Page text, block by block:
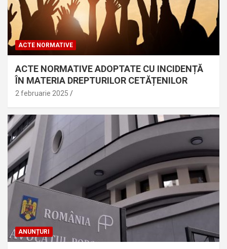
ACTE NORMATIVE
ACTE NORMATIVE ADOPTATE CU INCIDENȚĂ
ÎN MATERIA DREPTURILOR CETĂȚENILOR
2 februarie 2025
ANUNȚURI